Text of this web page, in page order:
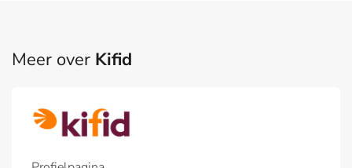
Meer over Kifid